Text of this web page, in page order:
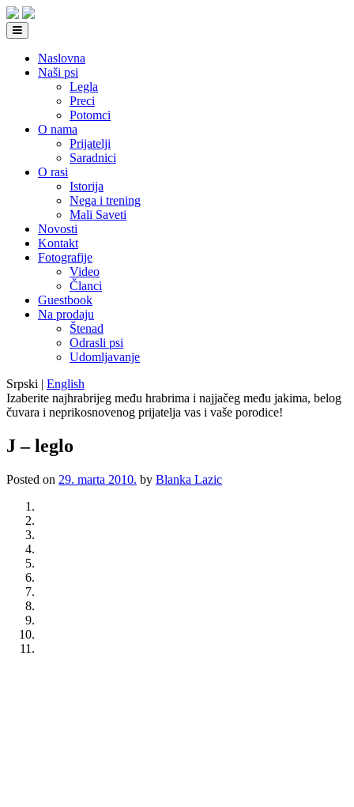
Naslovna
Naši psi
Legla
Preci
Potomci
O nama
Prijatelji
Saradnici
O rasi
Istorija
Nega i trening
Mali Saveti
Novosti
Kontakt
Fotografije
Video
Članci
Guestbook
Na prodaju
Štenad
Odrasli psi
Udomljavanje
Srpski | English
Izaberite najhrabrijeg među hrabrima i najjačeg među jakima, belog
čuvara i neprikosnovenog prijatelja vas i vaše porodice!
J – leglo
Posted on 29. marta 2010. by Blanka Lazic